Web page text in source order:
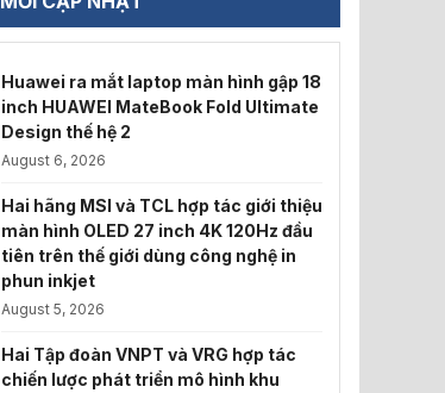
Huawei ra mắt laptop màn hình gập 18
inch HUAWEI MateBook Fold Ultimate
Design thế hệ 2
August 6, 2026
Hai hãng MSI và TCL hợp tác giới thiệu
màn hình OLED 27 inch 4K 120Hz đầu
tiên trên thế giới dùng công nghệ in
phun inkjet
August 5, 2026
Hai Tập đoàn VNPT và VRG hợp tác
chiến lược phát triển mô hình khu